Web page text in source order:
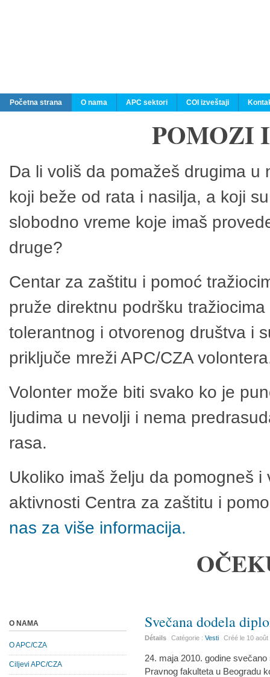
Početna strana O nama APC sektori COI izveštaji
POMOZI
Da li voliš da pomažeš drugima
koji beže od rata i nasilja, a koji
slobodno vreme koje imaš
druge?
Centar za zaštitu i pomoć
pruže direktnu podršku
tolerantnog i otvorenog društva i
priključe mreži APC/CZA
Volonter može biti svako ko je
ljudima u nevolji i nema
rasa.
Ukoliko imaš želju da pomogneš
aktivnosti Centra za zaštitu i
nas za više informacija.
Svečana dodela
Détails Catégorie :Vesti Créé le 10 août
24. maja 2010. godine
Pravnog fakulteta u Beogradu
O NAMA
O APC/CZA
Ciljevi APC/CZA